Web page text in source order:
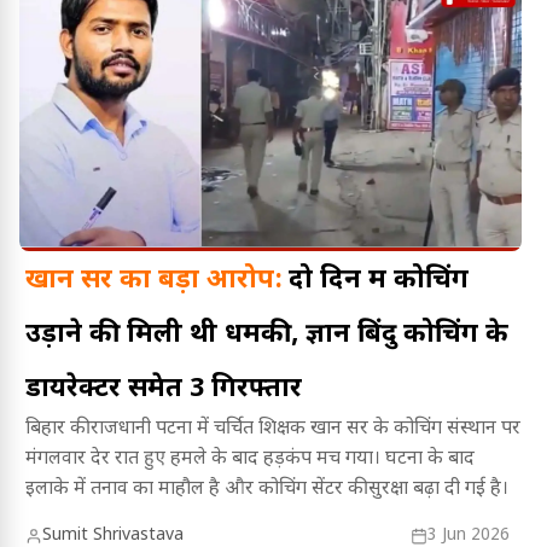
खान सर का बड़ा आरोप: दो दिन में कोचिंग
उड़ाने की मिली थी धमकी, ज्ञान बिंदु कोचिंग के
डायरेक्टर समेत 3 गिरफ्तार
बिहार की राजधानी पटना में चर्चित शिक्षक खान सर के कोचिंग संस्थान पर
मंगलवार देर रात हुए हमले के बाद हड़कंप मच गया। घटना के बाद
इलाके में तनाव का माहौल है और कोचिंग सेंटर की सुरक्षा बढ़ा दी गई है।
Sumit Shrivastava 3 Jun 2026